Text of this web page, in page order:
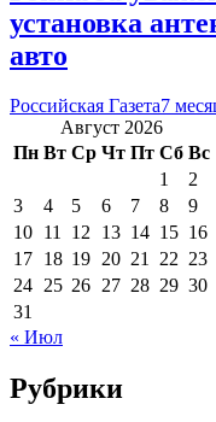
установка
авто
Российская Газета7
Август 2026
Пн Вт Ср Чт Пт Сб Вс
1
2
3
4 5 6 7 8
9
10 11 12 13 14 15 16
17 18 19 20 21 22 23
24 25 26 27 28 29 30
31
« Июл
Рубрики